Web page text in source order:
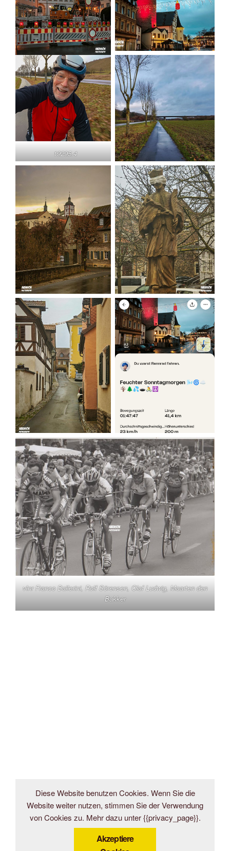
19295.4
vlnr Franco Ballerini, Rolf Sörensen, Olaf Ludwig, Maarten den
Bakker
Diese Website benutzen Cookies. Wenn Sie die
Website weiter nutzen, stimmen Sie der Verwendung
von Cookies zu. Mehr dazu unter {{privacy_page}}.
Akzeptiere